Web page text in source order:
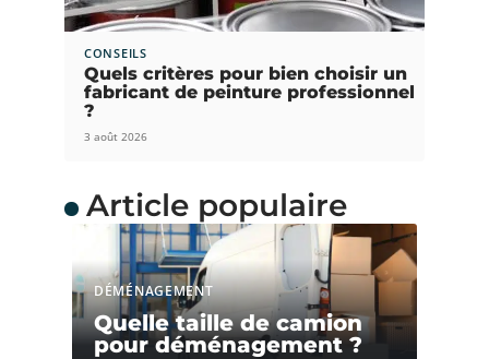
CONSEILS
Quels critères pour bien choisir un
fabricant de peinture professionnel
?
3 août 2026
Article populaire
DÉMÉNAGEMENT
Quelle taille de camion
pour déménagement ?